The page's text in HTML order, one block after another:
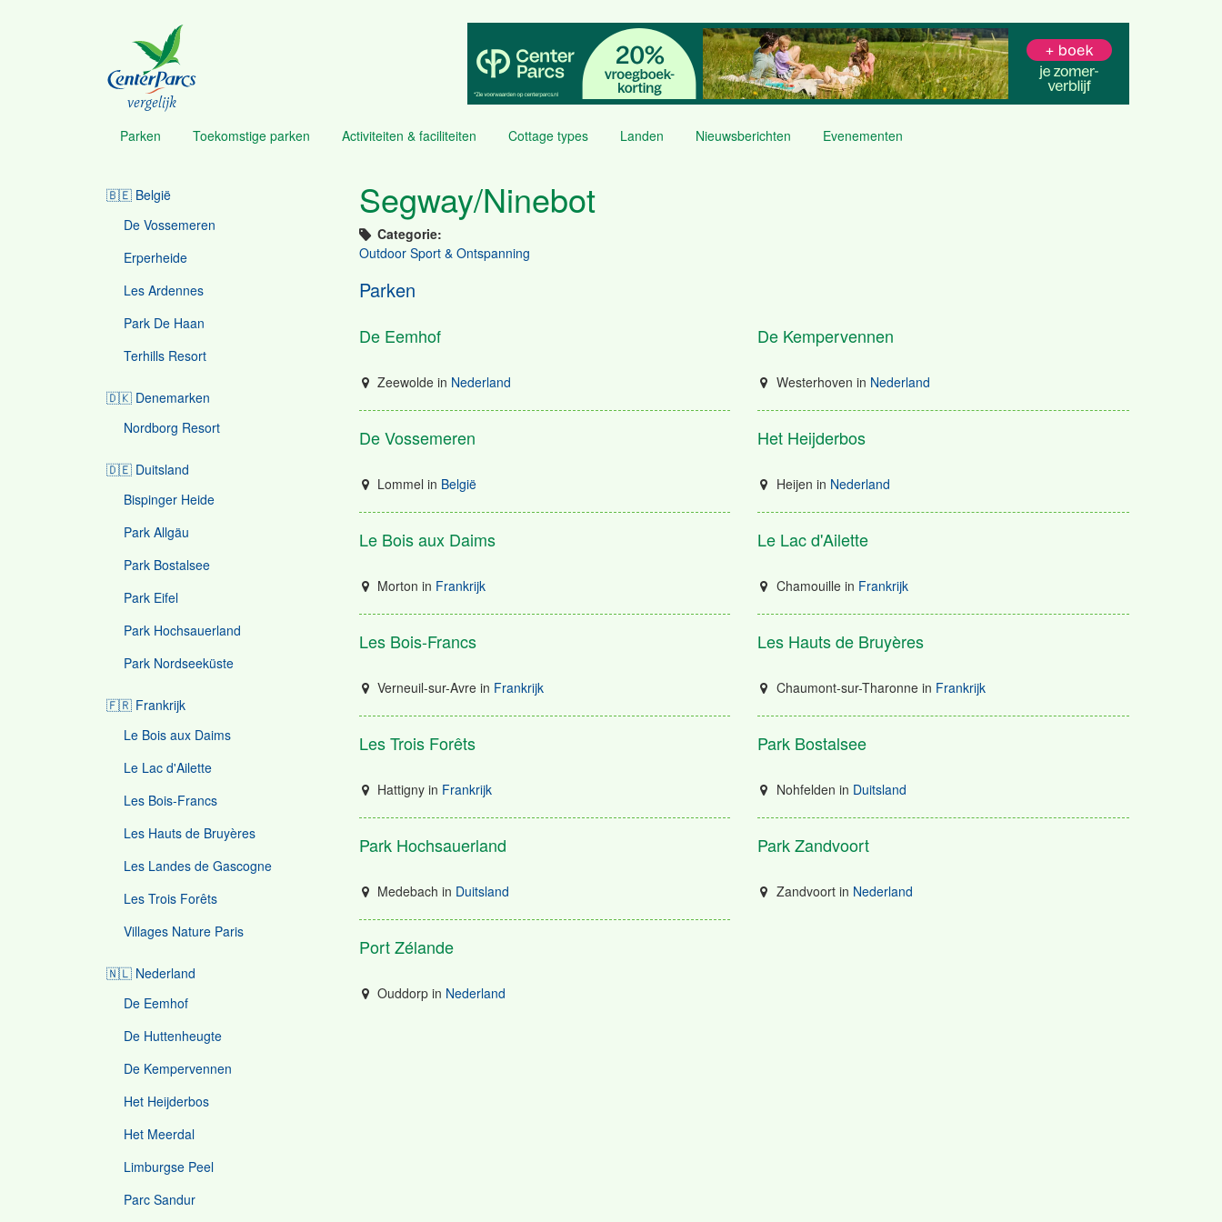
vergelijk
Menu
Parken Toekomstige parken Activiteiten & faciliteiten Cottage types Landen Nieuwsberichten Evenementen
Parcs
navigation
🇧🇪 België
De Vossemeren
Erperheide
Les Ardennes
Park De Haan
Terhills Resort
🇩🇰 Denemarken
Nordborg Resort
🇩🇪 Duitsland
Bispinger Heide
Park Allgäu
Park Bostalsee
Park Eifel
Park Hochsauerland
Park Nordseeküste
🇫🇷 Frankrijk
Le Bois aux Daims
Le Lac d'Ailette
Les Bois-Francs
Les Hauts de Bruyères
Les Landes de Gascogne
Les Trois Forêts
Villages Nature Paris
🇳🇱 Nederland
De Eemhof
De Huttenheugte
De Kempervennen
Het Heijderbos
Het Meerdal
Limburgse Peel
Parc Sandur
Segway/Ninebot
Categorie:
Outdoor Sport & Ontspanning
Parken
De Eemhof
Zeewolde in Nederland
De Kempervennen
Westerhoven in Nederland
De Vossemeren
Lommel in België
Het Heijderbos
Heijen in Nederland
Le Bois aux Daims
Morton in Frankrijk
Le Lac d'Ailette
Chamouille in Frankrijk
Les Bois-Francs
Verneuil-sur-Avre in Frankrijk
Les Hauts de Bruyères
Chaumont-sur-Tharonne in Frankrijk
Les Trois Forêts
Hattigny in Frankrijk
Park Bostalsee
Nohfelden in Duitsland
Park Hochsauerland
Medebach in Duitsland
Park Zandvoort
Zandvoort in Nederland
Port Zélande
Ouddorp in Nederland